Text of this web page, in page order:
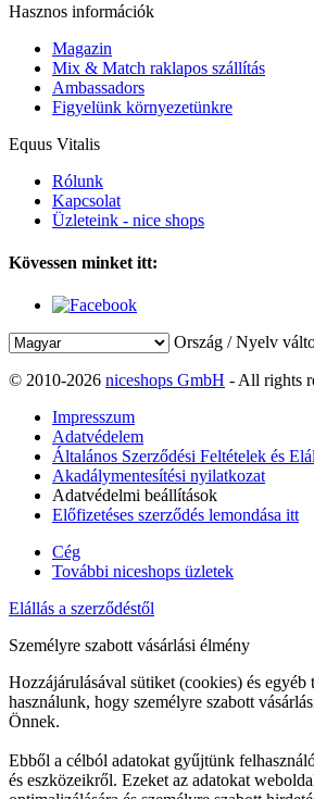
Hasznos információk
Magazin
Mix & Match raklapos szállítás
Ambassadors
Figyelünk környezetünkre
Equus Vitalis
Rólunk
Kapcsolat
Üzleteink - nice shops
Kövessen minket itt:
Ország / Nyelv
© 2010-2026 niceshops GmbH - All rights
Impresszum
Adatvédelem
Általános Szerződési Feltételek és
Akadálymentesítési nyilatkozat
Adatvédelmi beállítások
Előfizetéses szerződés lemondása itt
Cég
További niceshops üzletek
Elállás a szerződéstől
Személyre szabott vásárlási élmény
Hozzájárulásával sütiket (cookies) és egyéb
használunk, hogy személyre szabott
Önnek.
Ebből a célból adatokat gyűjtünk
és eszközeikről. Ezeket az adatokat